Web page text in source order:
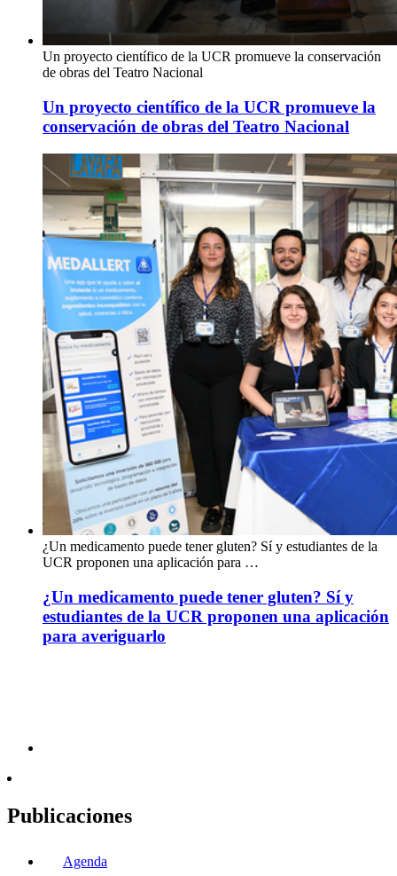
Un proyecto científico de la UCR promueve la conservación
de obras del Teatro Nacional
Un proyecto científico de la UCR promueve la
conservación de obras del Teatro Nacional
¿Un medicamento puede tener gluten? Sí y estudiantes de la
UCR proponen una aplicación para …
¿Un medicamento puede tener gluten? Sí y
estudiantes de la UCR proponen una aplicación
para averiguarlo
Publicaciones
Agenda